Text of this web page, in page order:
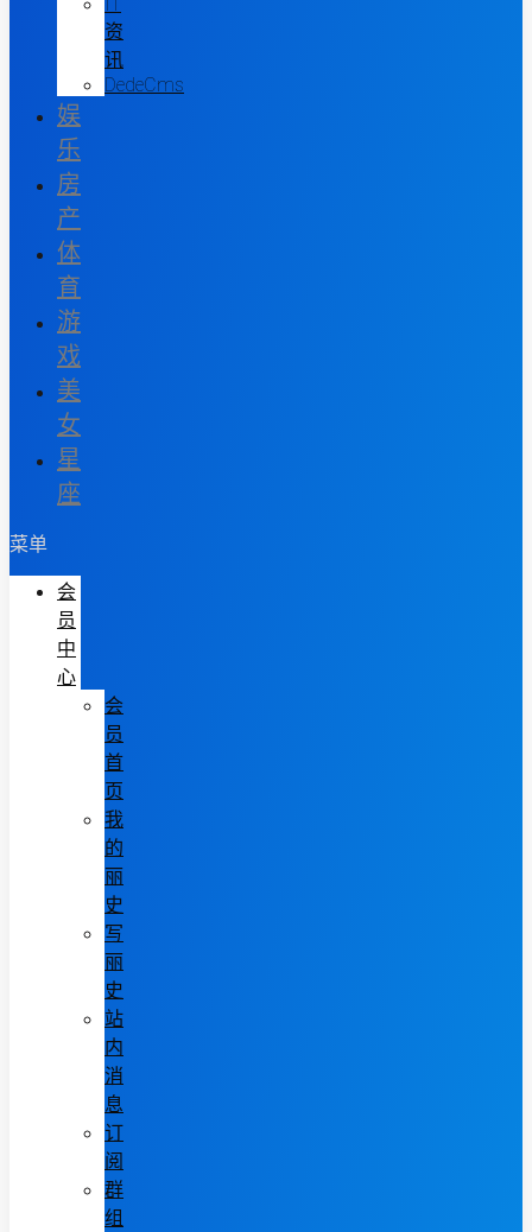
资
讯
DedeCms
娱
乐
房
产
体
育
游
戏
美
女
星
座
菜单
会
员
中
心
会
员
首
页
我
的
丽
史
写
丽
史
站
内
消
息
订
阅
群
组